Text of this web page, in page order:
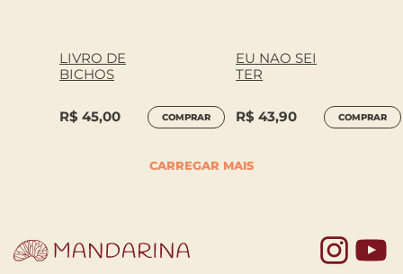
LIVRO DE
BICHOS
R$ 45,00 COMPRAR
EU NAO SEI
TER
R$ 43,90 COMPRAR
CARREGAR MAIS